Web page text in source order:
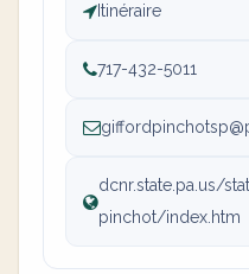
Itinéraire
717-432-5011
dcnr.state.pa.us/
pinchot/index.htm